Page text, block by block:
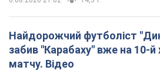
Найдорожчий футболіст
забив "Карабаху" вже на 10-й
матчу. Відео